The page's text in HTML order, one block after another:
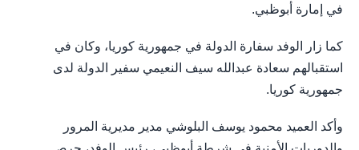
في إمارة أبوظبي.
كما زار الوفد سفارة الدولة في جمهورية كوريا، وكان في
استقبالهم سعادة عبدالله سيف النعيمي سفير الدولة لدى
جمهورية كوريا.
وأكد العميد محمود يوسف البلوشي مدير مديرية المرور